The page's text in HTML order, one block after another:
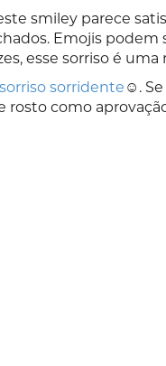
smiley parece
Emojis
esse sorriso é uma
sorriso sorridente ☺️.
rosto como